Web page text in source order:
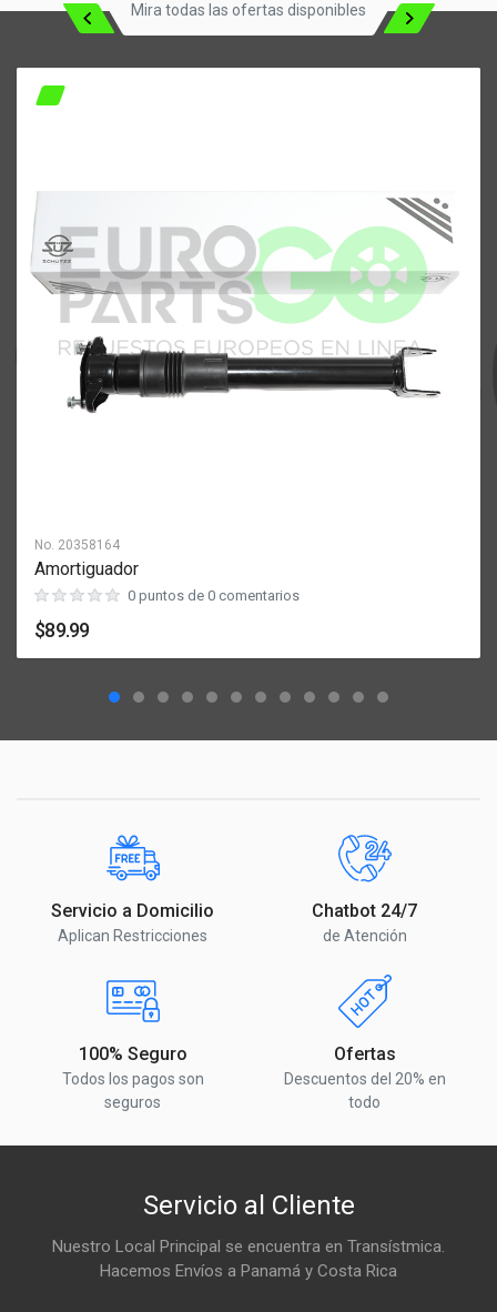
Mira todas las ofertas disponibles
No. 20358164
Amortiguador
0 puntos de 0 comentarios
$89.99
Servicio a Domicilio
Aplican Restricciones
Chatbot 24/7
de Atención
100% Seguro
Todos los pagos son
seguros
Ofertas
Descuentos del 20% en
todo
Servicio al Cliente
Nuestro Local Principal se encuentra en Transístmica.
Hacemos Envíos a Panamá y Costa Rica